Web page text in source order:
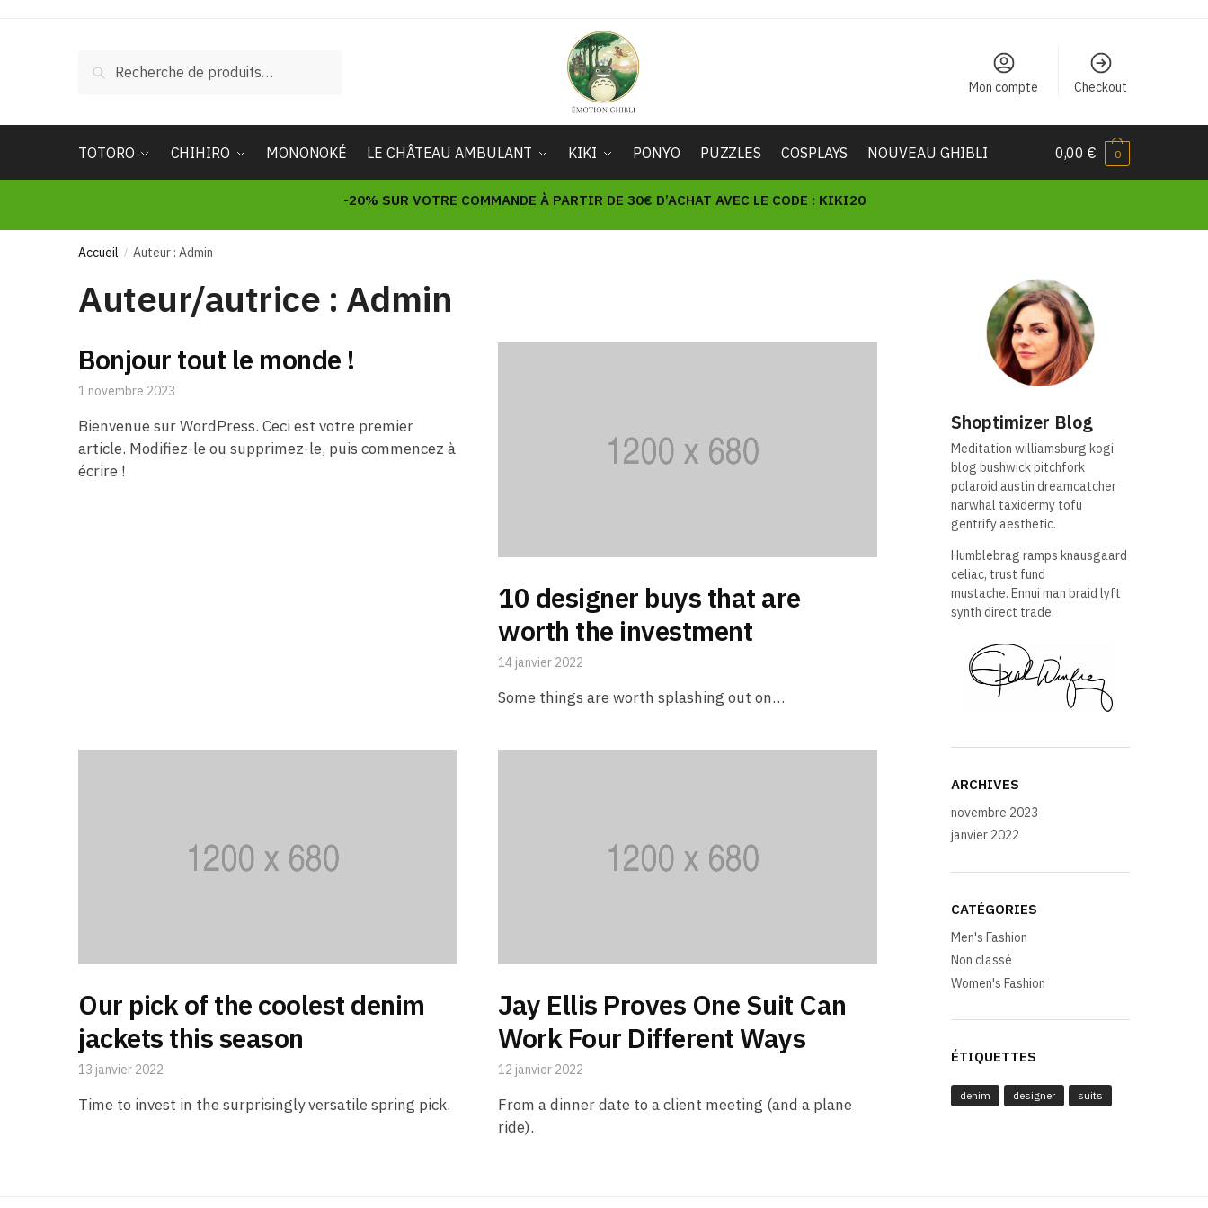
pour :
Recherche
Mon compte Checkout
TOTORO CHIHIRO MONONOKÉ LE CHÂTEAU AMBULANT KIKI PONYO PUZZLES COSPLAYS NOUVEAU GHIBLI 0,00€ 0
-20% SUR VOTRE COMMANDE À PARTIR DE 30€ D’ACHAT AVEC LE CODE : KIKI20
Accueil / Auteur : Admin
Auteur/autrice : Admin
Bonjour tout le monde !
1 novembre 2023
Bienvenue sur WordPress. Ceci est votre premier
article. Modifiez-le ou supprimez-le, puis commencez à
écrire !
10 designer buys that are
worth the investment
14 janvier 2022
Some things are worth splashing out on…
Our pick of the coolest denim
jackets this season
13 janvier 2022
Time to invest in the surprisingly versatile spring pick.
Jay Ellis Proves One Suit Can
Work Four Different Ways
12 janvier 2022
From a dinner date to a client meeting (and a plane
ride).
Shoptimizer Blog
Meditation williamsburg kogi
blog bushwick pitchfork
polaroid austin dreamcatcher
narwhal taxidermy tofu
gentrify aesthetic.
Humblebrag ramps knausgaard
celiac, trust fund
mustache. Ennui man braid lyft
synth direct trade.
ARCHIVES
novembre 2023
janvier 2022
CATÉGORIES
Men's Fashion
Non classé
Women's Fashion
ÉTIQUETTES
denim designer suits